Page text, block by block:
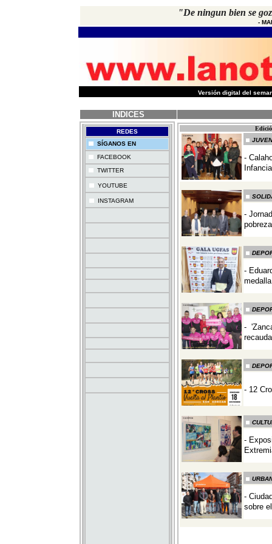
"De ningun bien se
-
Versión digital del
INDICES